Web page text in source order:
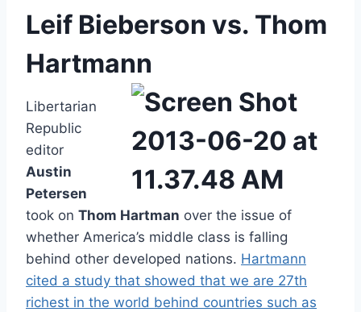
Leif Bieberson vs. Thom
Hartmann
Libertarian
Republic
editor
Austin
Petersen
took on Thom Hartman over the issue of
whether America’s middle class is falling
behind other developed nations. Hartmann
cited a study that showed that we are 27th
richest in the world behind countries such as